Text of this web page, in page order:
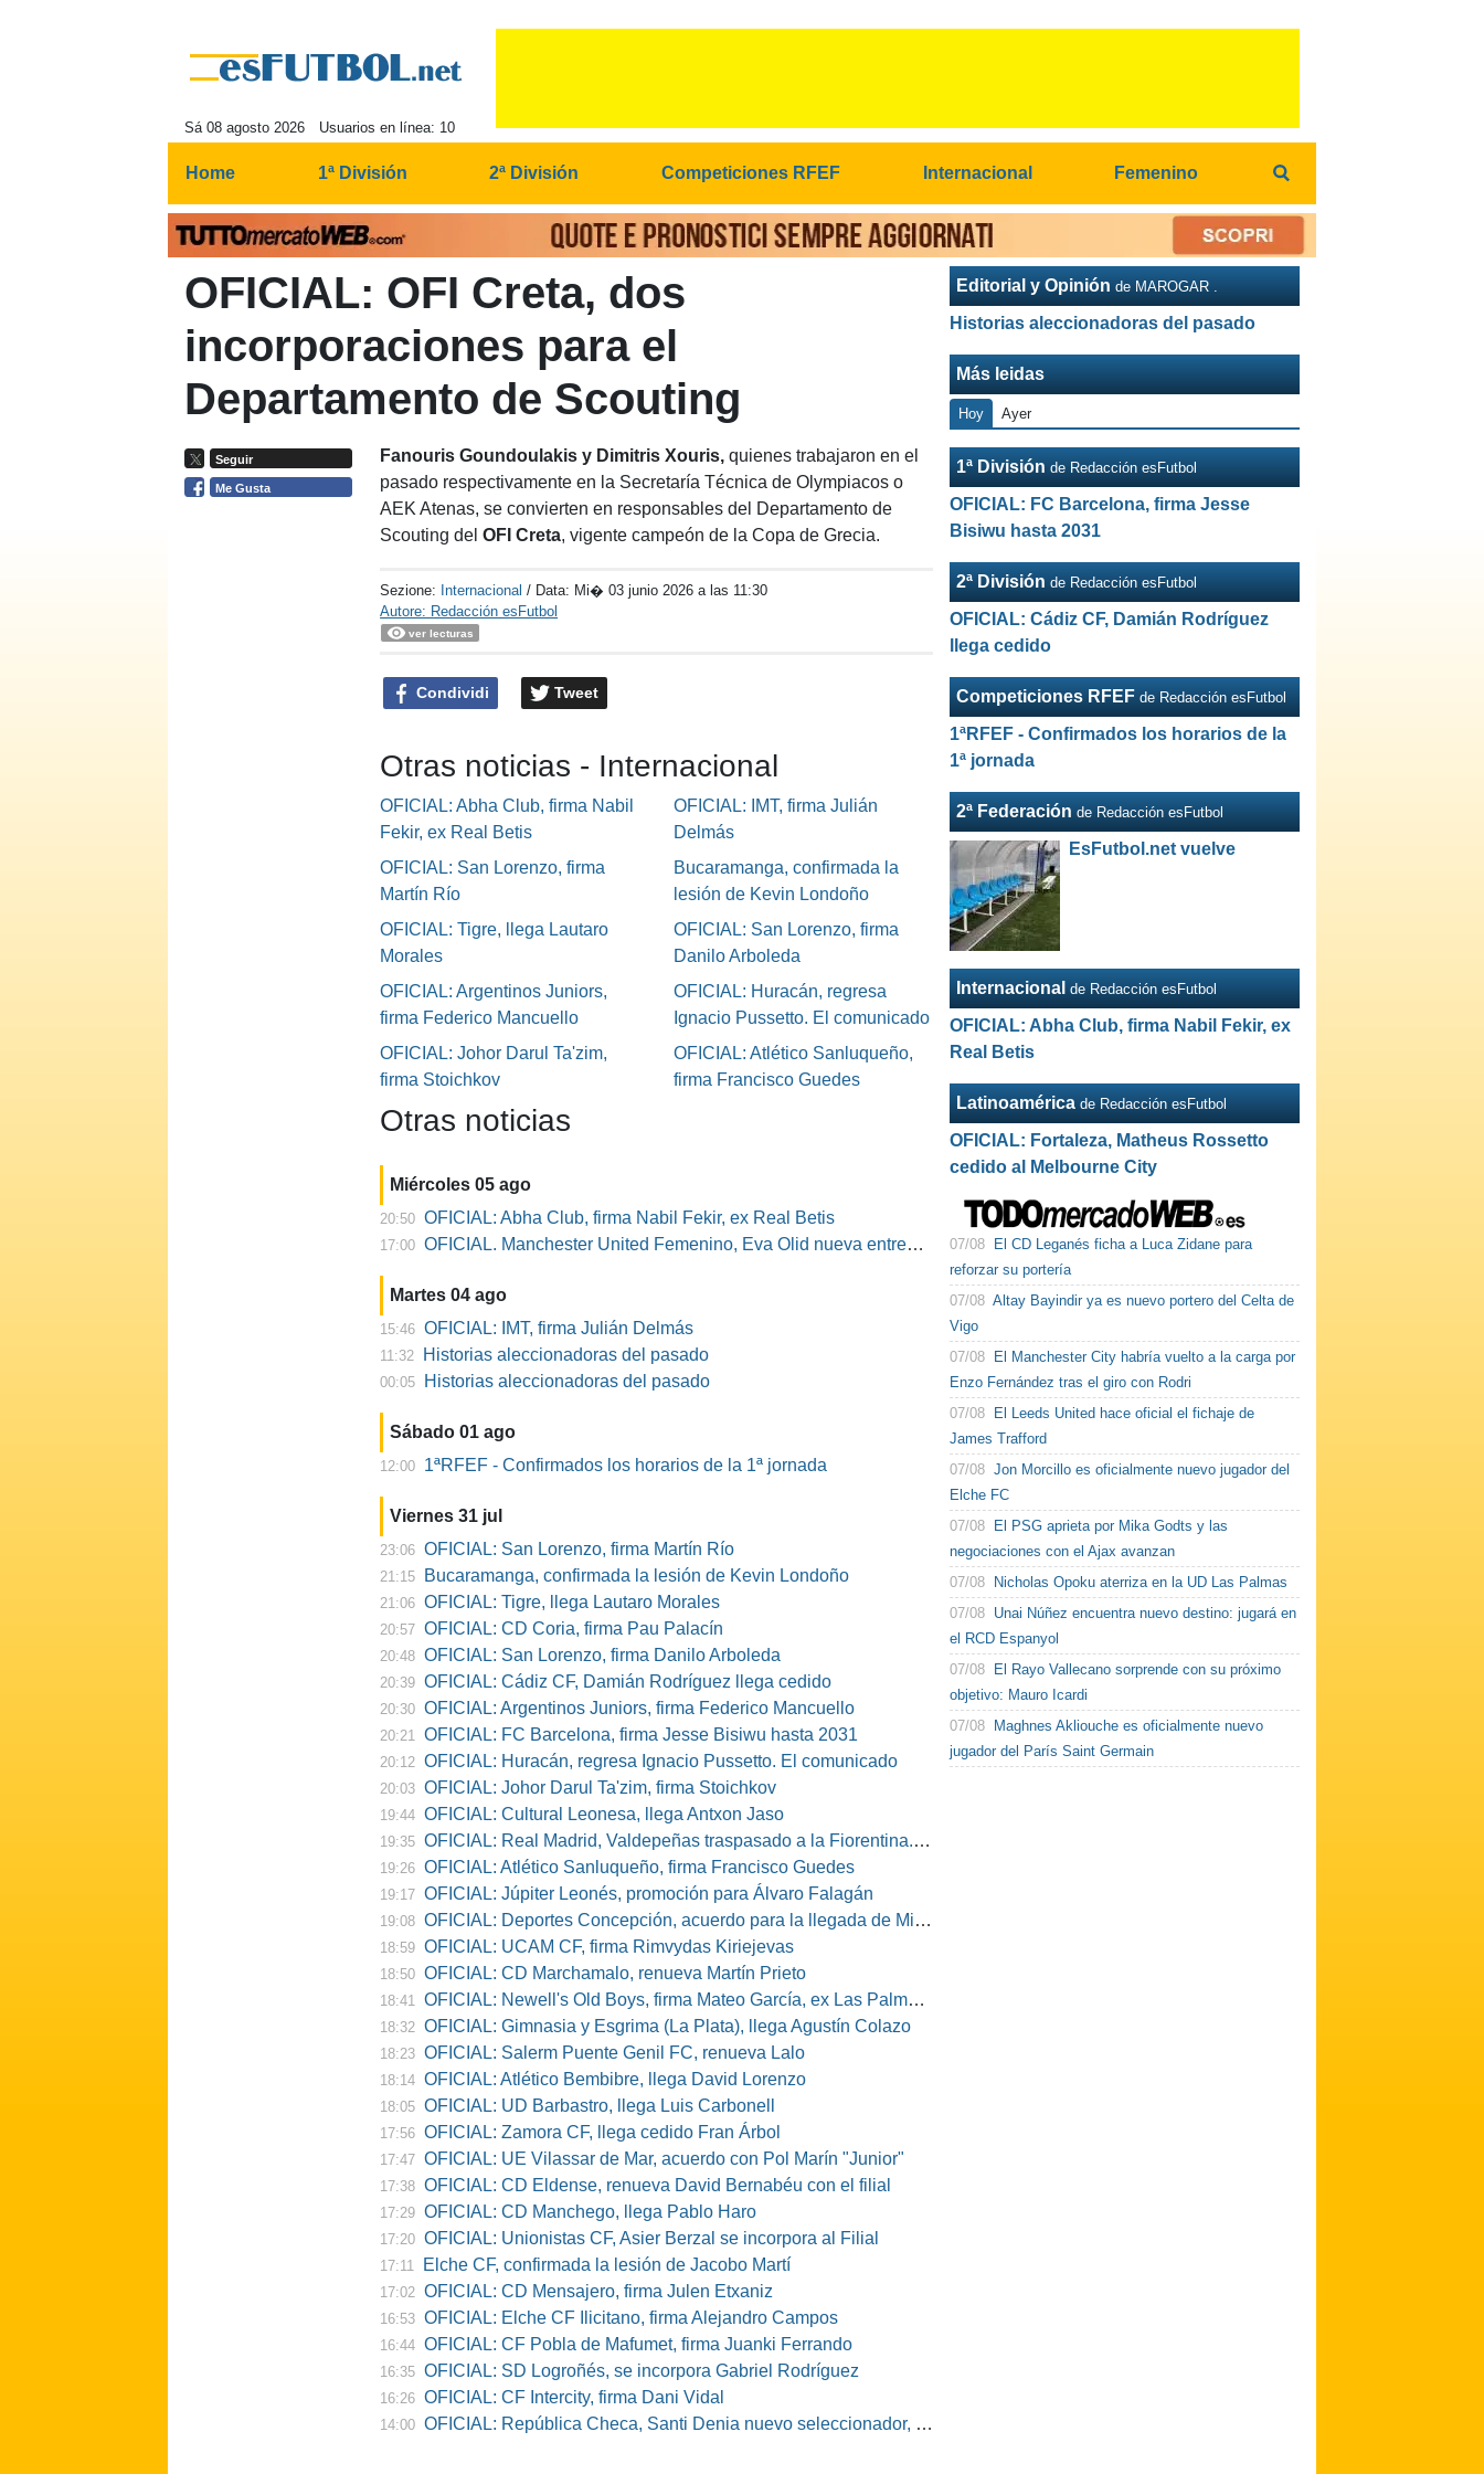
Sá 08 agosto 2026 Usuarios en línea: 10
Home 1ª División 2ª División Competiciones RFEF Internacional Femenino
OFICIAL: OFI Creta, dos
incorporaciones para el
Departamento de Scouting
Seguir
Me Gusta
Fanouris Goundoulakis y Dimitris Xouris, quienes trabajaron en el
pasado respectivamente en la Secretaría Técnica de Olympiacos o
AEK Atenas, se convierten en responsables del Departamento de
Scouting delOFI Creta, vigente campeón de la Copa de Grecia.
Sezione: Internacional / Data: Mi� 03 junio 2026 a las 11:30
Autore: Redacción esFutbol
ver lecturas
Condividi Tweet
Otras noticias - Internacional
OFICIAL: Abha Club, firma Nabil
Fekir, ex Real Betis
OFICIAL: IMT, firma Julián
Delmás
OFICIAL: San Lorenzo, firma
Martín Río
Bucaramanga, confirmada la
lesión de Kevin Londoño
OFICIAL: Tigre, llega Lautaro
Morales
OFICIAL: San Lorenzo, firma
Danilo Arboleda
OFICIAL: Argentinos Juniors,
firma Federico Mancuello
OFICIAL: Huracán, regresa
Ignacio Pussetto. El comunicado
OFICIAL: Johor Darul Ta'zim,
firma Stoichkov
OFICIAL: Atlético Sanluqueño,
firma Francisco Guedes
Otras noticias
Miércoles 05 ago
20:50 OFICIAL: Abha Club, firma Nabil Fekir, ex Real Betis
17:00 OFICIAL. Manchester United Femenino, Eva Olid nueva entrenadora
Martes 04 ago
15:46 OFICIAL: IMT, firma Julián Delmás
11:32 Historias aleccionadoras del pasado
00:05 Historias aleccionadoras del pasado
Sábado 01 ago
12:00 1ªRFEF - Confirmados los horarios de la 1ª jornada
Viernes 31 jul
23:06 OFICIAL: San Lorenzo, firma Martín Río
21:15 Bucaramanga, confirmada la lesión de Kevin Londoño
21:06 OFICIAL: Tigre, llega Lautaro Morales
20:57 OFICIAL: CD Coria, firma Pau Palacín
20:48 OFICIAL: San Lorenzo, firma Danilo Arboleda
20:39 OFICIAL: Cádiz CF, Damián Rodríguez llega cedido
20:30 OFICIAL: Argentinos Juniors, firma Federico Mancuello
20:21 OFICIAL: FC Barcelona, firma Jesse Bisiwu hasta 2031
20:12 OFICIAL: Huracán, regresa Ignacio Pussetto. El comunicado
20:03 OFICIAL: Johor Darul Ta'zim, firma Stoichkov
19:44 OFICIAL: Cultural Leonesa, llega Antxon Jaso
19:35 OFICIAL: Real Madrid, Valdepeñas traspasado a la Fiorentina. El comunicado
19:26 OFICIAL: Atlético Sanluqueño, firma Francisco Guedes
19:17 OFICIAL: Júpiter Leonés, promoción para Álvaro Falagán
19:08 OFICIAL: Deportes Concepción, acuerdo para la llegada de Miguel Barbieri
18:59 OFICIAL: UCAM CF, firma Rimvydas Kiriejevas
18:50 OFICIAL: CD Marchamalo, renueva Martín Prieto
18:41 OFICIAL: Newell's Old Boys, firma Mateo García, ex Las Palmas, Osasuna o Alcorcón
18:32 OFICIAL: Gimnasia y Esgrima (La Plata), llega Agustín Colazo
18:23 OFICIAL: Salerm Puente Genil FC, renueva Lalo
18:14 OFICIAL: Atlético Bembibre, llega David Lorenzo
18:05 OFICIAL: UD Barbastro, llega Luis Carbonell
17:56 OFICIAL: Zamora CF, llega cedido Fran Árbol
17:47 OFICIAL: UE Vilassar de Mar, acuerdo con Pol Marín "Junior"
17:38 OFICIAL: CD Eldense, renueva David Bernabéu con el filial
17:29 OFICIAL: CD Manchego, llega Pablo Haro
17:20 OFICIAL: Unionistas CF, Asier Berzal se incorpora al Filial
17:11 Elche CF, confirmada la lesión de Jacobo Martí
17:02 OFICIAL: CD Mensajero, firma Julen Etxaniz
16:53 OFICIAL: Elche CF Ilicitano, firma Alejandro Campos
16:44 OFICIAL: CF Pobla de Mafumet, firma Juanki Ferrando
16:35 OFICIAL: SD Logroñés, se incorpora Gabriel Rodríguez
16:26 OFICIAL: CF Intercity, firma Dani Vidal
14:00 OFICIAL: República Checa, Santi Denia nuevo seleccionador, Pablo Amo su ayudante
Editorial y Opinión de MAROGAR .
Historias aleccionadoras del pasado
Más leidas
Hoy Ayer
1ª División de Redacción esFutbol
OFICIAL: FC Barcelona, firma Jesse
Bisiwu hasta 2031
2ª División de Redacción esFutbol
OFICIAL: Cádiz CF, Damián Rodríguez
llega cedido
Competiciones RFEF de Redacción esFutbol
1ªRFEF - Confirmados los horarios de la
1ª jornada
2ª Federación de Redacción esFutbol
EsFutbol.net vuelve
Internacional de Redacción esFutbol
OFICIAL: Abha Club, firma Nabil Fekir, ex
Real Betis
Latinoamérica de Redacción esFutbol
OFICIAL: Fortaleza, Matheus Rossetto
cedido al Melbourne City
07/08
El CD Leganés ficha a Luca Zidane para
reforzar su portería
07/08 Altay Bayindir ya es nuevo portero del Celta de
Vigo
07/08
El Manchester City habría vuelto a la carga por
Enzo Fernández tras el giro con Rodri
07/08
El Leeds United hace oficial el fichaje de
James Trafford
07/08 Jon Morcillo es oficialmente nuevo jugador del
Elche FC
07/08
El PSG aprieta por Mika Godts y las
negociaciones con el Ajax avanzan
07/08
Nicholas Opoku aterriza en la UD Las Palmas
07/08 Unai Núñez encuentra nuevo destino: jugará en
el RCD Espanyol
07/08
El Rayo Vallecano sorprende con su próximo
objetivo: Mauro Icardi
07/08
Maghnes Akliouche es oficialmente nuevo
jugador del París Saint Germain